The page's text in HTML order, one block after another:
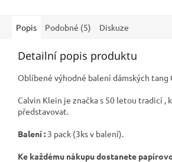
Popis Podobné (5) Diskuze
Detailní popis produktu
Oblíbené výhodné balení dámských tang
Calvin Klein je značka s 50 letou tradicí ,
představovat.
Balení : 3 pack (3ks v balení).
Ke každému nákupu dostanete